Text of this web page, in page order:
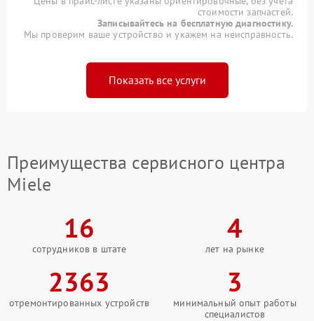
стоимости запчастей.
Записывайтесь на бесплатную диагностику.
Мы проверим ваше устройство и укажем на неисправность.
Показать все услуги
Преимущества сервисного центра
Miele
16
сотрудников в штате
4
лет на рынке
2363
отремонтированных устройств
3
минимальный опыт работы
специалистов